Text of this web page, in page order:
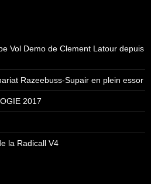
Vol Demo de Clement Latour depuis
Razeebuss-Supair en plein essor
2017
la Radicall V4